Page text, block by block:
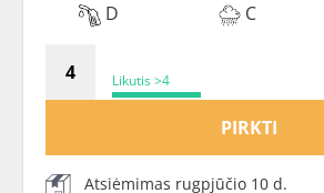
D
C
Likutis >4
PIRKTI
Atsiėmimas rugpjūčio 10 d.